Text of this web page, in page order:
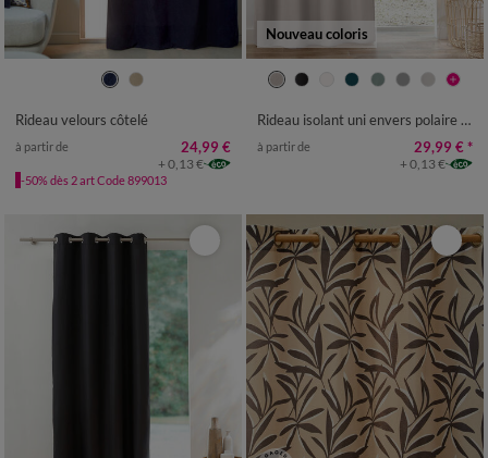
Rideau velours côtelé
à partir de 24,99 €
+ 0,13 €
-50% dès 2 art Code 899013
Nouveau coloris
Rideau isolant uni envers polaire finition oeillets
à partir de 29,99 € *
+ 0,13 €